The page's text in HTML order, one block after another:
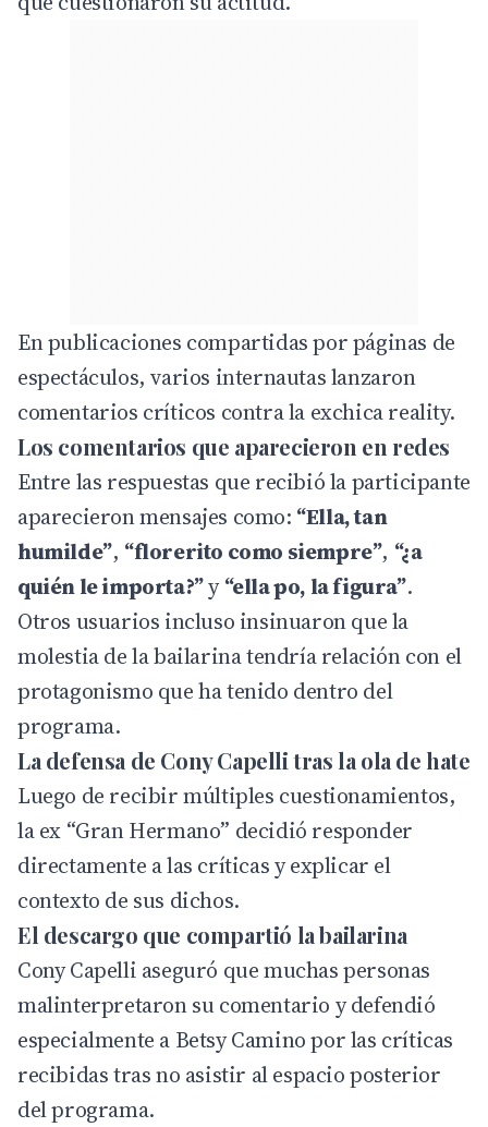
En publicaciones compartidas por páginas de
espectáculos, varios internautas lanzaron
comentarios críticos contra la exchica reality.
Los comentarios que aparecieron en redes
Entre las respuestas que recibió la participante
aparecieron mensajes como: “Ella, tan
humilde”, “florerito como siempre”, “¿a
quién le importa?”y“ella po, la figura”.
Otros usuarios incluso insinuaron que la
molestia de la bailarina tendría relación con el
protagonismo que ha tenido dentro del
programa.
La defensa de Cony Capelli tras la ola de hate
Luego de recibir múltiples cuestionamientos,
la ex “Gran Hermano” decidió responder
directamente a las críticas y explicar el
contexto de sus dichos.
El descargo que compartió la bailarina
Cony Capelli aseguró que muchas personas
malinterpretaron su comentario y defendió
especialmente a Betsy Camino por las críticas
recibidas tras no asistir al espacio posterior
del programa.